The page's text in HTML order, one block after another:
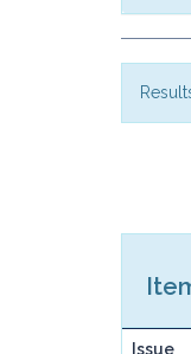
Issue